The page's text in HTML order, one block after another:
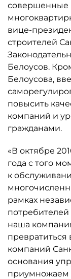
совершенные
вице-
строителей
Белоусов.
Белоусова,
повысить
компаний и
гражданами.
«В октябре
года с того
к
рамках
потребителей
наша
компаний
основания
приумножаем